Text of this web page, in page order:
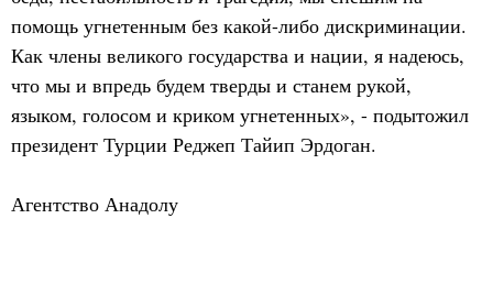
помощь угнетенным без какой-либо дискриминации.
Как члены великого государства и нации, я надеюсь,
что мы и впредь будем тверды и станем рукой,
языком, голосом и криком угнетенных», - подытожил
президент Турции Реджеп Тайип Эрдоган.
Агентство Анадолу